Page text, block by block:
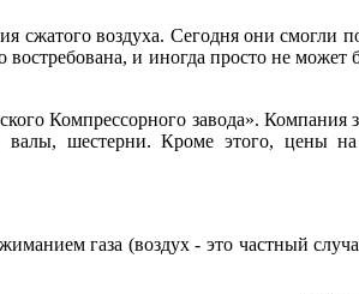
сжатого воздуха. Сегодня они
востребована, и иногда просто не
Компрессорного завода». Компания
валы, шестерни. Кроме этого, цены
газа (воздух - это частный